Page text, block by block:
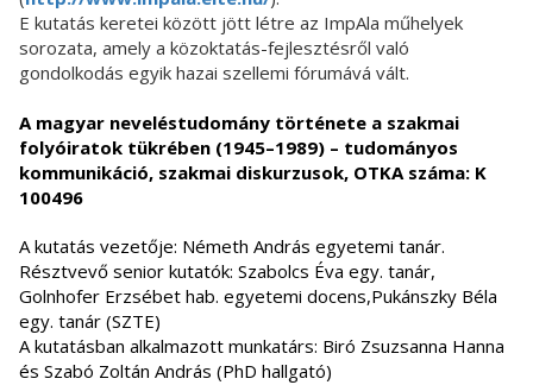
E kutatás keretei között jött létre az ImpAla műhelyek
sorozata, amely a közoktatás-fejlesztésről való
gondolkodás egyik hazai szellemi fórumává vált.
A magyar neveléstudomány története a szakmai
folyóiratok tükrében (1945–1989) – tudományos
kommunikáció, szakmai diskurzusok, OTKA száma: K
100496
A kutatás vezetője: Németh András egyetemi tanár.
Résztvevő senior kutatók: Szabolcs Éva egy. tanár,
Golnhofer Erzsébet hab. egyetemi docens,Pukánszky Béla
egy. tanár (SZTE)
A kutatásban alkalmazott munkatárs: Biró Zsuzsanna Hanna
és Szabó Zoltán András (PhD hallgató)